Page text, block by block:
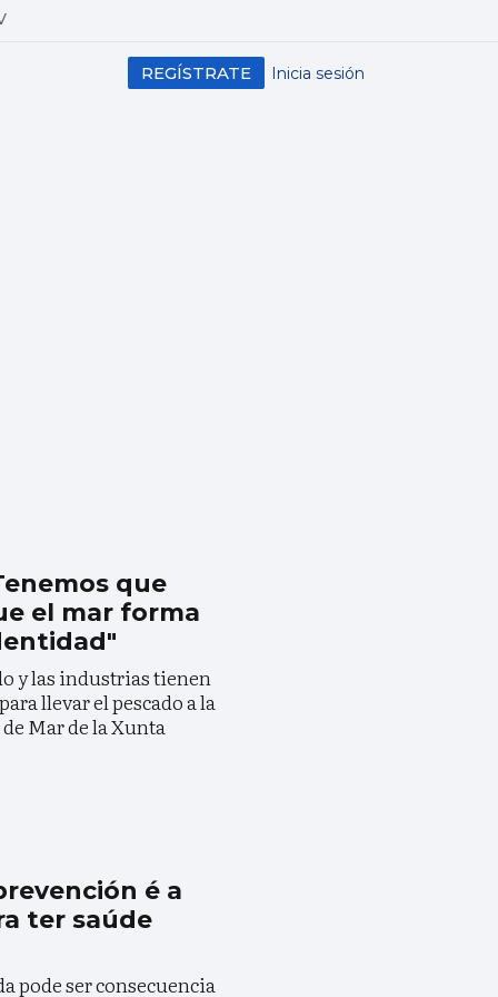
Inicia sesión
REGÍSTRATE
que
el mar forma
y las industrias tienen
llevar el pescado a la
Mar de la Xunta
é a
ter saúde
pode ser consecuencia